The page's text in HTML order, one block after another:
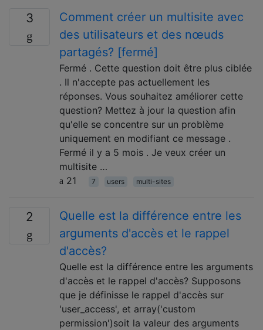
3
Comment créer un multisite avec
des utilisateurs et des nœuds
partagés? [fermé]
Fermé . Cette question doit être plus ciblée
. Il n'accepte pas actuellement les
réponses. Vous souhaitez améliorer cette
question? Mettez à jour la question afin
qu'elle se concentre sur un problème
uniquement en modifiant ce message .
Fermé il y a 5 mois . Je veux créer un
multisite …
21
7 users multi-sites
2
Quelle est la différence entre les
arguments d'accès et le rappel
d'accès?
Quelle est la différence entre les arguments
d'accès et le rappel d'accès? Supposons
que je définisse le rappel d'accès sur
'user_access', et array('custom
permission')soit la valeur des arguments